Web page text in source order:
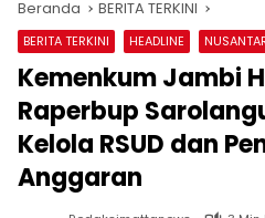
Beranda BERITA TERKINI
BERITA TERKINI HEADLINE
Kemenkum Jambi
Raperbup
Kelola RSUD dan
Anggaran